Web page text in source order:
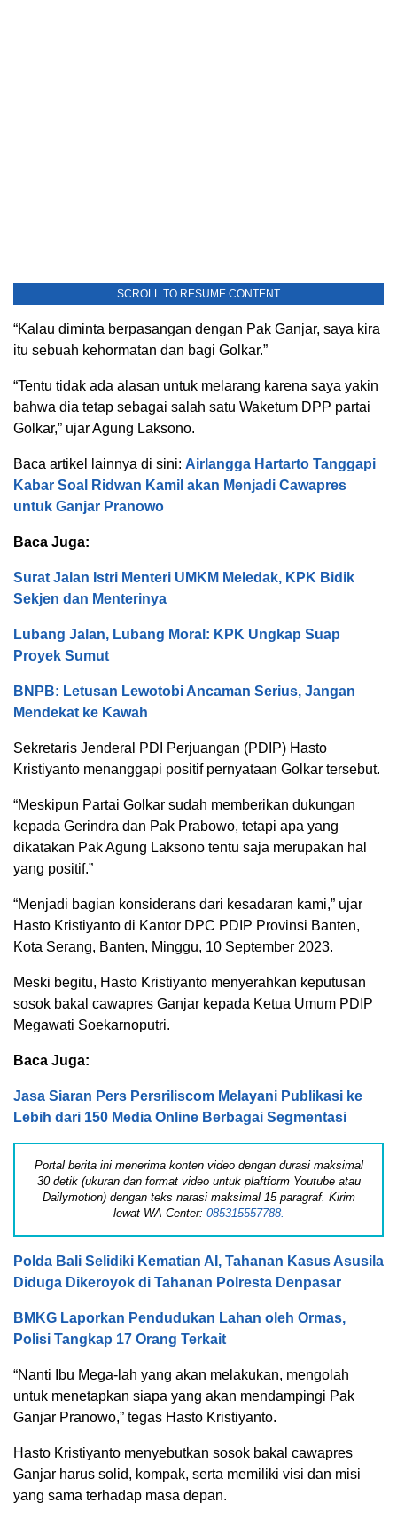
SCROLL TO RESUME CONTENT
“Kalau diminta berpasangan dengan Pak Ganjar, saya kira
itu sebuah kehormatan dan bagi Golkar.”
“Tentu tidak ada alasan untuk melarang karena saya yakin
bahwa dia tetap sebagai salah satu Waketum DPP partai
Golkar,” ujar Agung Laksono.
Baca artikel lainnya di sini: Airlangga Hartarto Tanggapi
Kabar Soal Ridwan Kamil akan Menjadi Cawapres
untuk Ganjar Pranowo
Baca Juga:
Surat Jalan Istri Menteri UMKM Meledak, KPK Bidik
Sekjen dan Menterinya
Lubang Jalan, Lubang Moral: KPK Ungkap Suap
Proyek Sumut
BNPB: Letusan Lewotobi Ancaman Serius, Jangan
Mendekat ke Kawah
Sekretaris Jenderal PDI Perjuangan (PDIP) Hasto
Kristiyanto menanggapi positif pernyataan Golkar tersebut.
“Meskipun Partai Golkar sudah memberikan dukungan
kepada Gerindra dan Pak Prabowo, tetapi apa yang
dikatakan Pak Agung Laksono tentu saja merupakan hal
yang positif.”
“Menjadi bagian konsiderans dari kesadaran kami,” ujar
Hasto Kristiyanto di Kantor DPC PDIP Provinsi Banten,
Kota Serang, Banten, Minggu, 10 September 2023.
Meski begitu, Hasto Kristiyanto menyerahkan keputusan
sosok bakal cawapres Ganjar kepada Ketua Umum PDIP
Megawati Soekarnoputri.
Baca Juga:
Jasa Siaran Pers Persriliscom Melayani Publikasi ke
Lebih dari 150 Media Online Berbagai Segmentasi
Portal berita ini menerima konten video dengan durasi maksimal
30 detik (ukuran dan format video untuk plaftform Youtube atau
Dailymotion) dengan teks narasi maksimal 15 paragraf. Kirim
lewat WA Center: 085315557788.
Polda Bali Selidiki Kematian AI, Tahanan Kasus Asusila
Diduga Dikeroyok di Tahanan Polresta Denpasar
BMKG Laporkan Pendudukan Lahan oleh Ormas,
Polisi Tangkap 17 Orang Terkait
“Nanti Ibu Mega-lah yang akan melakukan, mengolah
untuk menetapkan siapa yang akan mendampingi Pak
Ganjar Pranowo,” tegas Hasto Kristiyanto.
Hasto Kristiyanto menyebutkan sosok bakal cawapres
Ganjar harus solid, kompak, serta memiliki visi dan misi
yang sama terhadap masa depan.